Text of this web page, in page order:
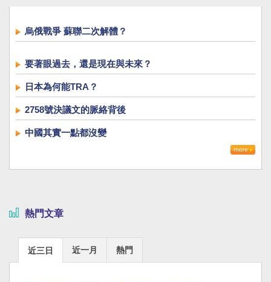
烏俄戰爭 蘇聯二次解體？
要著眼過去，還是現在與未來？
日本為何能TRA？
2758號決議文的脈絡背後
中國其實一點都沒變
熱門文章
近三日 近一月 熱門